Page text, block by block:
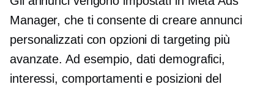
Manager, che ti consente di creare annunci
personalizzati con opzioni di targeting più
avanzate. Ad esempio, dati demografici,
interessi, comportamenti e posizioni del